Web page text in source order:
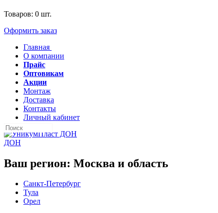
Товаров: 0 шт.
Оформить заказ
Главная
О компании
Прайс
Оптовикам
Акции
Монтаж
Доставка
Контакты
Личный кабинет
ДОН
Ваш регион: Москва и область
Санкт-Петербург
Тула
Орел